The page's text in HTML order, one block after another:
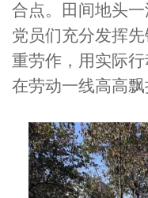
合点。田间地头
党员们充分发挥
重劳作，用实际
在劳动一线高高飘